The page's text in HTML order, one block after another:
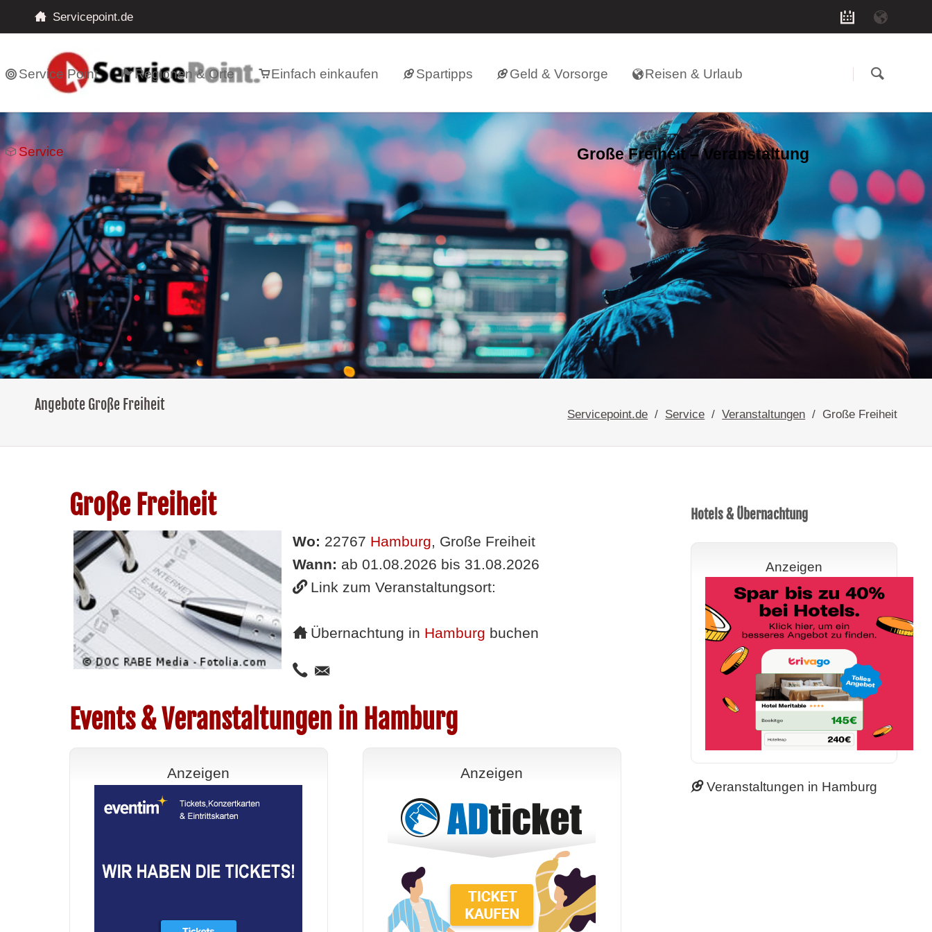
Servicepoint.de
Service Point Regionen & Orte Einfach einkaufen Spartipps Geld & Vorsorge Reisen & Urlaub
Service Große Freiheit – Veranstaltung
Angebote Große Freiheit
Servicepoint.de Service Veranstaltungen Große Freiheit
Große Freiheit
Wo: 22767 Hamburg, Große Freiheit
Wann: ab 01.08.2026 bis 31.08.2026
Link zum Veranstaltungsort:
Übernachtung in Hamburg buchen
Events & Veranstaltungen in Hamburg
Anzeigen Anzeigen
Hotels & Übernachtung
Anzeigen
Veranstaltungen in Hamburg